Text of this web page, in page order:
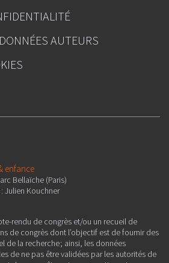
enfance
Bellaïche (Paris)
Julien Kouchner
rendu de congrès et/ou un recueil de
de congrès dont l’objectif est de fournir des
de la recherche ; ainsi, les données
de ne pas être validées par les autorités de
AUTEURS